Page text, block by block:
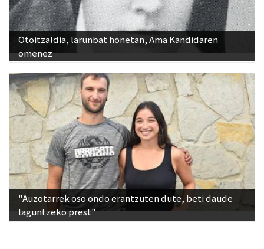
Otoitzaldia, larunbat honetan, Ama Kandidaren
omenez
"Auzotarrek oso ondo erantzuten dute, beti daude
laguntzeko prest"